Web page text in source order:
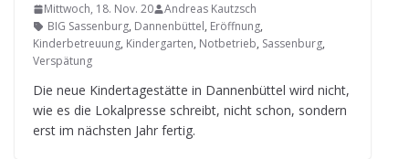
Mittwoch, 18. Nov. 20
Andreas Kautzsch
BIG Sassenburg, Dannenbüttel, Eröffnung,
Kinderbetreuung, Kindergarten, Notbetrieb, Sassenburg,
Verspätung
Die neue Kin­der­ta­ge­stätte in Dan­nen­büt­tel wird nicht,
wie es die Lokal­presse schreibt, nicht schon, son­dern
erst im nächs­ten Jahr fertig.